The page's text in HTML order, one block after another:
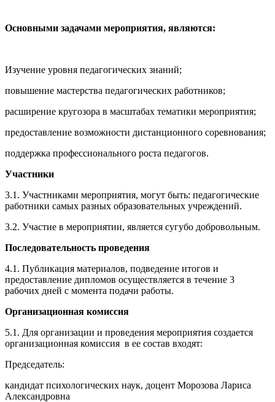
Основными задачами мероприятия, являются:
Изучение уровня педагогических знаний;
повышение мастерства педагогических работников;
расширение кругозора в масштабах тематики мероприятия;
предоставление возможности дистанционного соревнования;
поддержка профессионального роста педагогов.
Участники
3.1. Участниками мероприятия, могут быть: педагогические
работники самых разных образовательных учреждений.
3.2. Участие в мероприятии, является сугубо добровольным.
Последовательность проведения
4.1. Публикация материалов, подведение итогов и
предоставление дипломов осуществляется в течение 3
рабочих дней с момента подачи работы.
Организационная комиссия
5.1. Для организации и проведения мероприятия создается
организационная комиссия в ее состав входят:
Председатель:
кандидат психологических наук, доцент Морозова Лариса
Александровна